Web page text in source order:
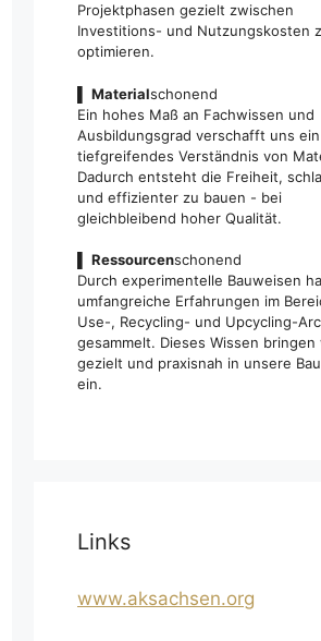
Projektphasen gezielt zwischen
Investitions- und Nutzungskosten
optimieren.
Materialschonend
Ein hohes Maß an Fachwissen und
Ausbildungsgrad verschafft uns ein
tiefgreifendes Verständnis von
Dadurch entsteht die Freiheit,
und effizienter zu bauen - bei
gleichbleibend hoher Qualität.
Ressourcenschonend
Durch experimentelle Bauweisen
umfangreiche Erfahrungen im
Use-, Recycling- und Upcycling-
gesammelt. Dieses Wissen bringen
gezielt und praxisnah in unsere
ein.
Links
www.aksachsen.org